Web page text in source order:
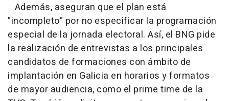
Además, aseguran que el plan está
"incompleto" por no especificar la programación
especial de la jornada electoral. Así, el BNG pide
la realización de entrevistas a los principales
candidatos de formaciones con ámbito de
implantación en Galicia en horarios y formatos
de mayor audiencia, como el prime time de la